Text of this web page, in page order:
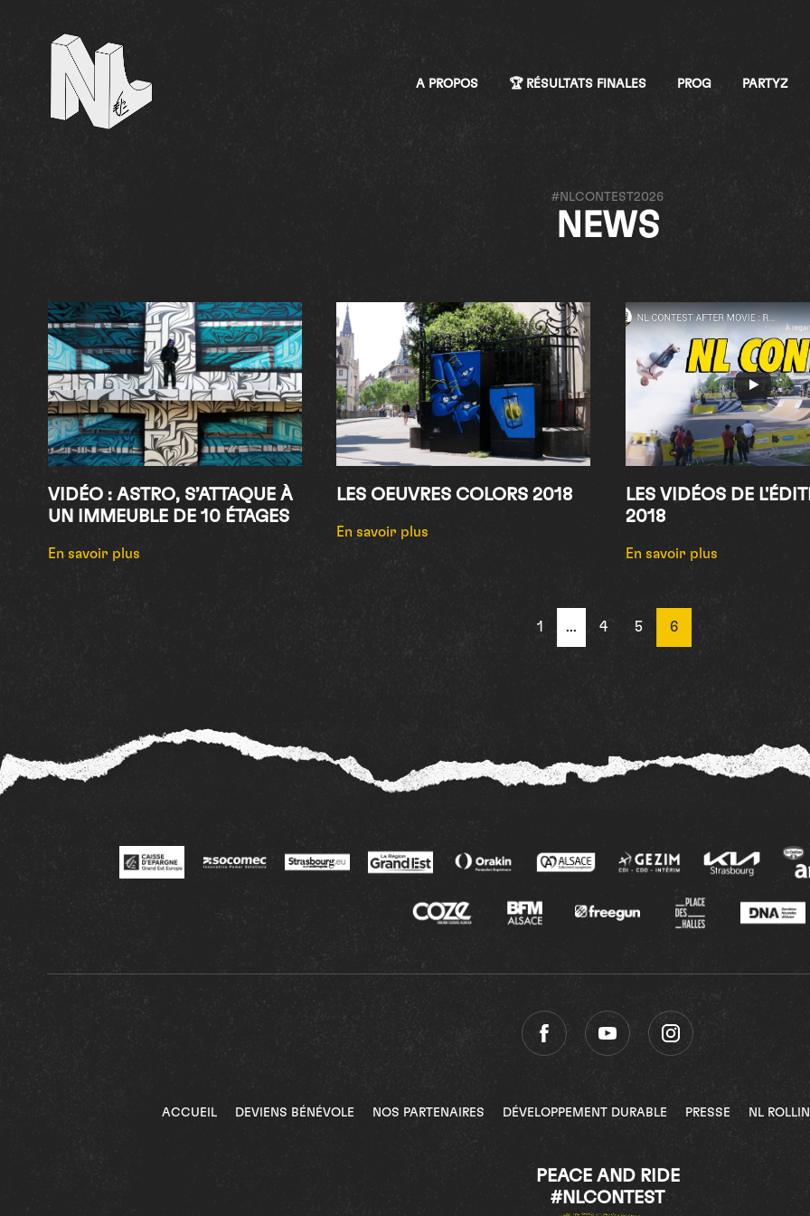
A PROPOS 🏆 RÉSULTATS FINALES PROG PARTYZ
#NLCONTEST2026
NEWS
VIDÉO : ASTRO, S’ATTAQUE À
UN IMMEUBLE DE 10 ÉTAGES
En savoir plus
LES OEUVRES COLORS 2018
En savoir plus
LES VIDÉOS DE
2018
En savoir plus
1 ... 4 5 6
ACCUEIL DEVIENS BÉNÉVOLE NOS PARTENAIRES DÉVELOPPEMENT DURABLE PRESSE NL
PEACE AND RIDE
#NLCONTEST